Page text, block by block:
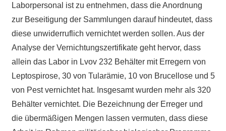
Laborpersonal ist zu entnehmen, dass die Anordnung
zur Beseitigung der Sammlungen darauf hindeutet, dass
diese unwiderruflich vernichtet werden sollen. Aus der
Analyse der Vernichtungszertifikate geht hervor, dass
allein das Labor in Lvov 232 Behälter mit Erregern von
Leptospirose, 30 von Tularämie, 10 von Brucellose und 5
von Pest vernichtet hat. Insgesamt wurden mehr als 320
Behälter vernichtet. Die Bezeichnung der Erreger und
die übermäßigen Mengen lassen vermuten, dass diese